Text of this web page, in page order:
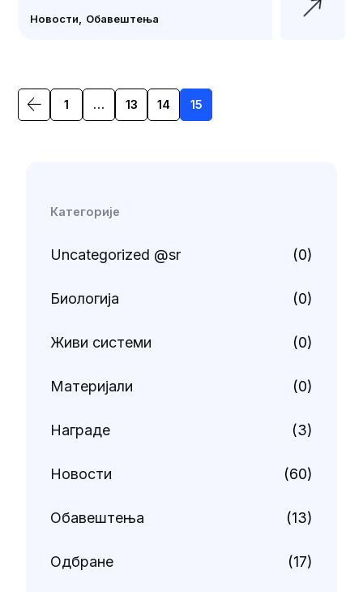
Категорије
Uncategorized @sr (0)
Биологија (0)
Живи системи (0)
Материјали (0)
Награде (3)
Новости (60)
Обавештења (13)
Одбране (17)
Новости Обавештења
Posts
navigation
1 … 13 14 15